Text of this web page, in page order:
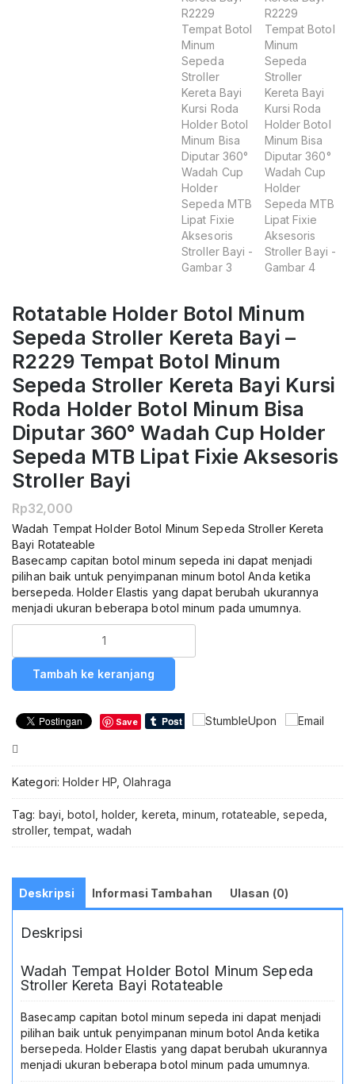
Rotatable Holder Botol Minum
Sepeda Stroller Kereta Bayi –
R2229 Tempat Botol Minum
Sepeda Stroller Kereta Bayi Kursi
Roda Holder Botol Minum Bisa
Diputar 360° Wadah Cup Holder
Sepeda MTB Lipat Fixie Aksesoris
Stroller Bayi
Rp32,000
Wadah Tempat Holder Botol Minum Sepeda Stroller Kereta
Bayi Rotateable
Basecamp capitan botol minum sepeda ini dapat menjadi
pilihan baik untuk penyimpanan minum botol Anda ketika
bersepeda. Holder Elastis yang dapat berubah ukurannya
menjadi ukuran beberapa botol minum pada umumnya.
Holder
Botol
Minum
Sepeda
Stroller
Kereta
R2229
Botol
Minum
Bayi
Roda
Botol
Minum
Diputar
360°
Wadah
Cup
Holder
Tambah ke keranjang
Save
Kategori: Holder HP,Olahraga
Tag: bayi ,botol holder, kereta ,minum ,rotateable ,sepeda
stroller,tempat, wadah
Deskripsi Informasi Tambahan Ulasan (0)
Deskripsi
Wadah Tempat Holder Botol Minum Sepeda
Stroller Kereta Bayi Rotateable
Basecamp capitan botol minum sepeda ini dapat menjadi
pilihan baik untuk penyimpanan minum botol Anda ketika
bersepeda. Holder Elastis yang dapat berubah ukurannya
menjadi ukuran beberapa botol minum pada umumnya.